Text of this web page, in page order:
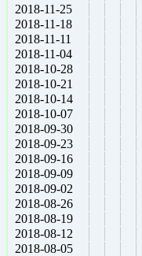
2018-11-25
2018-11-18
2018-11-11
2018-11-04
2018-10-28
2018-10-21
2018-10-14
2018-10-07
2018-09-30
2018-09-23
2018-09-16
2018-09-09
2018-09-02
2018-08-26
2018-08-19
2018-08-12
2018-08-05